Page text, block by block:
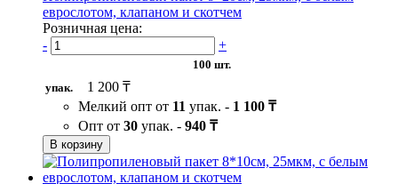
еврослотом, клапаном и скотчем
Розничная цена:
-
+
100 шт.
упак.
1 200 ₸
Мелкий опт от 11 упак. - 1 100 ₸
Опт от 30 упак. - 940 ₸
В корзину